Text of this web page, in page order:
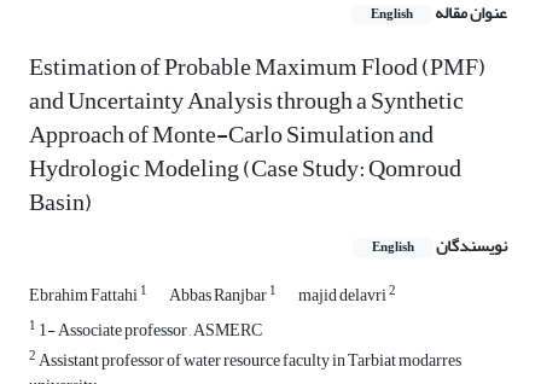
عنوان مقاله English
Estimation of Probable Maximum Flood (PMF)
and Uncertainty Analysis through a Synthetic
Approach of Monte-Carlo Simulation and
Hydrologic Modeling (Case Study: Qomroud
Basin)
نویسندگان English
Ebrahim Fattahi1 Abbas Ranjbar1 majid delavri2
1 1- Associate professor , ASMERC
2Assistant professor of water resource faculty in Tarbiat modarres